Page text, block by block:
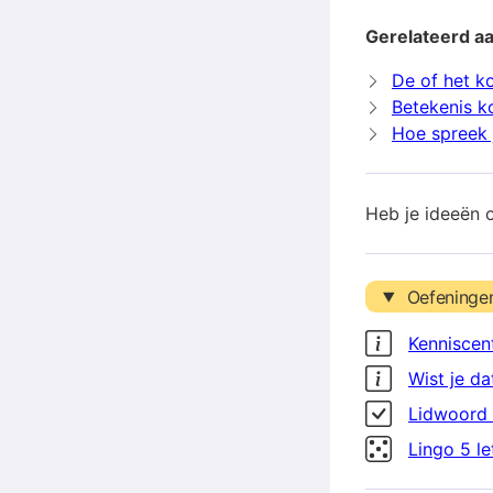
Gerelateerd
De of het
Betekenis
Hoe
Heb je ideeën
Wist je
Lidwoord
Lingo 5